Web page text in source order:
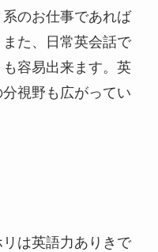
のお仕事であれば
た、日常英会話で
容易出来ます。英
視野も広がってい
は英語力ありきで